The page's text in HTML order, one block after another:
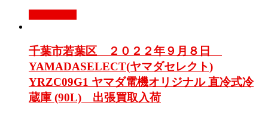
千葉市若葉区 ２０２２年９月８日
YAMADASELECT(ヤマダセレクト)
YRZC09G1 ヤマダ電機オリジナル 直冷式冷
蔵庫 (90L) 出張買取入荷